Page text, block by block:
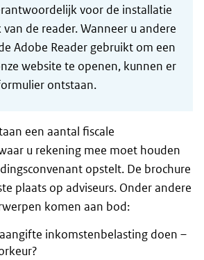
voor de installatie
de reader. Wanneer u andere
Adobe Reader gebruikt om een
website te openen, kunnen er
ontstaan.
een aantal fiscale
u rekening mee moet houden
opstelt. De brochure
plaats op adviseurs. Onder andere
komen aan bod:
inkomstenbelasting doen –